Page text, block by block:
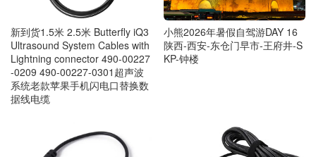
新到货1.5米 2.5米 Butterfly iQ3
Ultrasound System Cables with
Lightning connector 490-00227
-0209 490-00227-0301超声波
系统老款苹果手机闪电口替换数
据线电缆
小熊2026年暑假自驾游DAY 16
陕西-西安-东仓门早市-王府井-S
KP-钟楼